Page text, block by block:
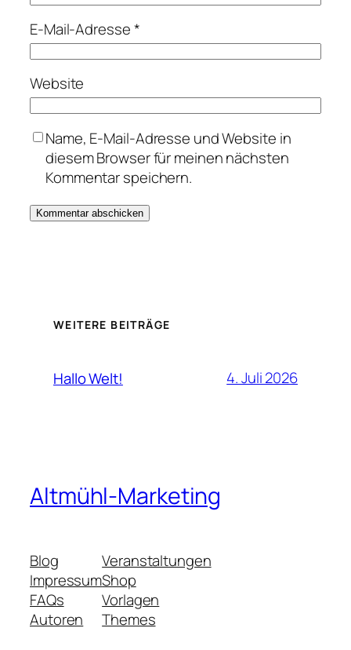
E-Mail-Adresse*
Website
Name, E-Mail-Adresse und Website in
diesem Browser für meinen nächsten
Kommentar speichern.
WEITERE BEITRÄGE
Hallo Welt! 4. Juli 2026
Altmühl-Marketing
Blog
Impressum
FAQs
Autoren
Veranstaltungen
Shop
Vorlagen
Themes